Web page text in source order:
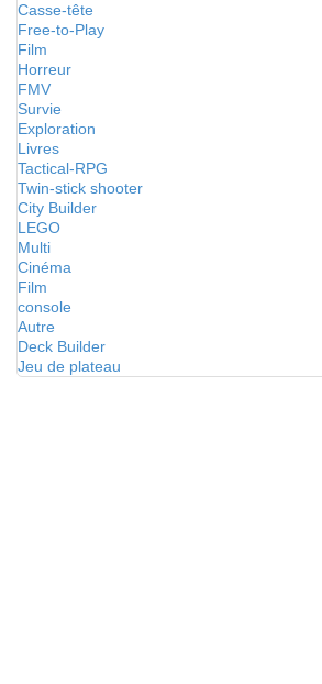
Casse-tête
Free-to-Play
Film
Horreur
FMV
Survie
Exploration
Livres
Tactical-RPG
Twin-stick shooter
City Builder
LEGO
Multi
Cinéma
Film
console
Autre
Deck Builder
Jeu de plateau